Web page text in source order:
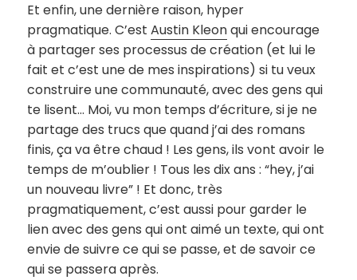
Et enfin, une dernière raison, hyper
pragmatique. C’estAustin Kleonqui encourage
à partager ses processus de création (et lui le
fait et c’est une de mes inspirations) si tu veux
construire une communauté, avec des gens qui
te lisent… Moi, vu mon temps d’écriture, si je ne
partage des trucs que quand j’ai des romans
finis, ça va être chaud ! Les gens, ils vont avoir le
temps de m’oublier ! Tous les dix ans : “hey, j’ai
un nouveau livre” ! Et donc, très
pragmatiquement, c’est aussi pour garder le
lien avec des gens qui ont aimé un texte, qui ont
envie de suivre ce qui se passe, et de savoir ce
qui se passera après.